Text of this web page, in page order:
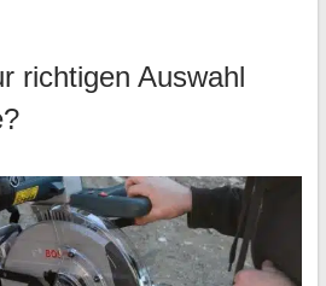
richtigen Auswahl